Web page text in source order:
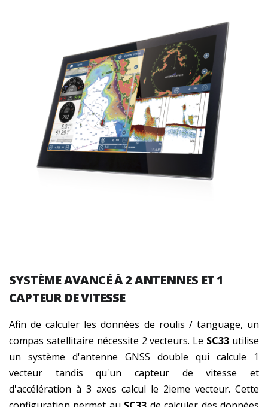
SYSTÈME AVANCÉ À 2 ANTENNES ET 1
CAPTEUR DE VITESSE
Afin de calculer les données de roulis / tanguage, un
compas satellitaire nécessite 2 vecteurs. Le SC33 utilise
un système d'antenne GNSS double qui calcule 1
vecteur tandis qu'un capteur de vitesse et
d'accélération à 3 axes calcul le 2ieme vecteur. Cette